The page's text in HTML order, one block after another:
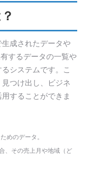
成されたデータや
するデータの一覧や
システムです。こ
つけ出し、ビジネ
することができま
めのデータ。
、その売上月や地域（ど